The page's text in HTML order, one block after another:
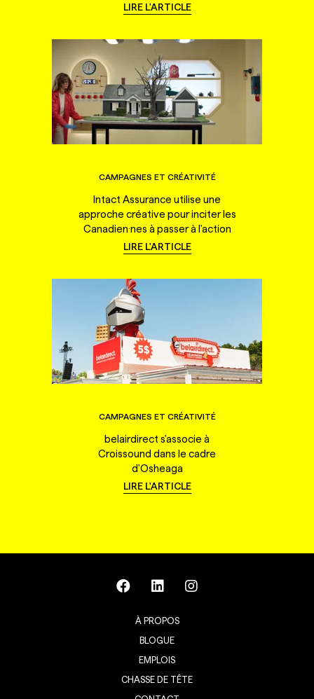
LIRE L'ARTICLE
CAMPAGNES ET CRÉATIVITÉ
Intact Assurance utilise une
approche créative pour inciter les
Canadien·nes à passer à l'action
LIRE L'ARTICLE
CAMPAGNES ET CRÉATIVITÉ
belairdirect s'associe à
Croissound dans le cadre
d'Osheaga
LIRE L'ARTICLE
À PROPOS
BLOGUE
EMPLOIS
CHASSE DE TÊTE